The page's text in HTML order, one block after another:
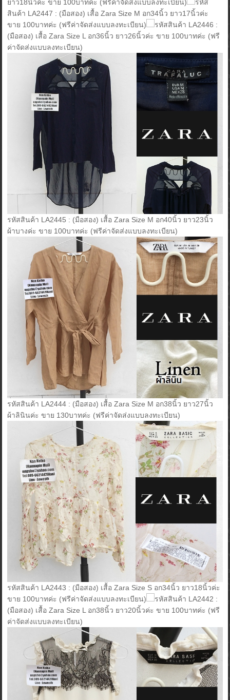
ยาว18นิ้วค่ะ ขาย 100บาทค่ะ (ฟรีค่าจัดส่งแบบลงทะเบียน)
รหัส
สินค้า LA2447 : (มือสอง) เสื้อ Zara Size M อก34นิ้ว ยาว17นิ้วค่ะ
ขาย 100บาทค่ะ (ฟรีค่าจัดส่งแบบลงทะเบียน)
รหัสสินค้า LA2446 :
(มือสอง) เสื้อ Zara Size L อก36นิ้ว ยาว26นิ้วค่ะ ขาย 100บาทค่ะ (ฟรี
ค่าจัดส่งแบบลงทะเบียน)
รหัสสินค้า LA2445 : (มือสอง) เสื้อ Zara Size M อก40นิ้ว ยาว23นิ้ว
ผ้าบางค่ะ ขาย 100บาทค่ะ (ฟรีค่าจัดส่งแบบลงทะเบียน)
รหัสสินค้า LA2444 : (มือสอง) เสื้อ Zara Size M อก38นิ้ว ยาว27นิ้ว
ผ้าลินินค่ะ ขาย 130บาทค่ะ (ฟรีค่าจัดส่งแบบลงทะเบียน)
รหัสสินค้า LA2443 : (มือสอง) เสื้อ Zara Size S อก34นิ้ว ยาว18นิ้วค่ะ
ขาย 100บาทค่ะ (ฟรีค่าจัดส่งแบบลงทะเบียน)
รหัสสินค้า LA2442 :
(มือสอง) เสื้อ Zara Size L อก38นิ้ว ยาว20นิ้วค่ะ ขาย 100บาทค่ะ (ฟรี
ค่าจัดส่งแบบลงทะเบียน)